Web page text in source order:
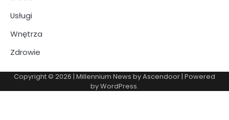
Usługi
Wnętrza
Zdrowie
Copyright © 2026 | Millennium News byAscendoor| Powered
byWordPress.